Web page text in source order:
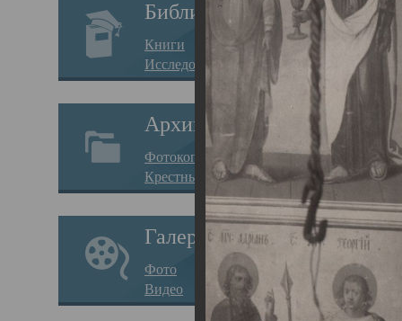
Библиотека
Книги
Исследования
Архив
Фотокопии дел
Крестные ходы
Галерея
Фото
Видео